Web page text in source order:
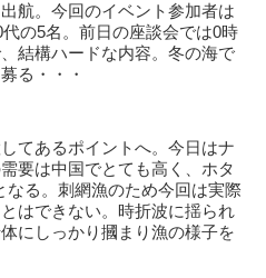
航。今回のイベント参加者は
の5名。前日の座談会では0時
結構ハードな内容。冬の海で
る・・・
てあるポイントへ。今日はナ
要は中国でとても高く、ホタ
なる。刺網漁のため今回は実際
はできない。時折波に揺られ
にしっかり摑まり漁の様子を